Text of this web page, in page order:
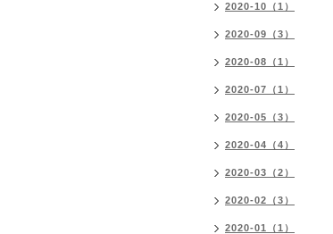
2020-10（1）
2020-09（3）
2020-08（1）
2020-07（1）
2020-05（3）
2020-04（4）
2020-03（2）
2020-02（3）
2020-01（1）